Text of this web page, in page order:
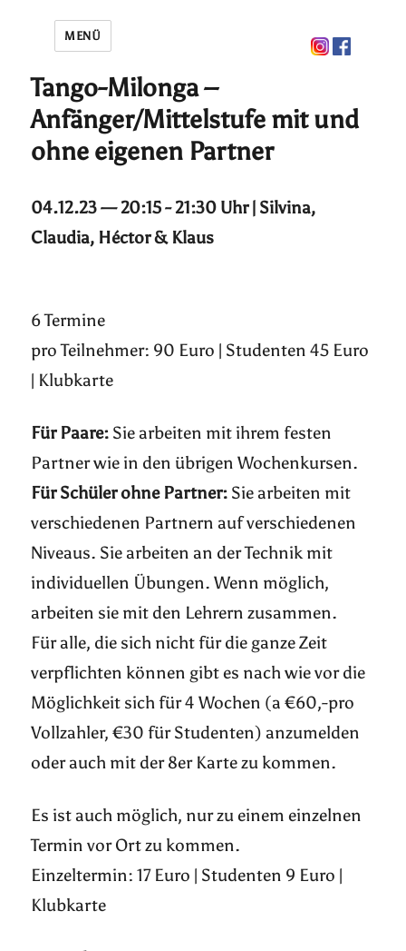
MENÜ
Tango-Milonga –
Anfänger/Mittelstufe mit und
ohne eigenen Partner
04.12.23 — 20:15 - 21:30 Uhr | Silvina,
Claudia, Héctor & Klaus
6 Termine
pro Teilnehmer: 90 Euro | Studenten 45 Euro
| Klubkarte
Für Paare: Sie arbeiten mit ihrem festen
Partner wie in den übrigen Wochenkursen.
Für Schüler ohne Partner: Sie arbeiten mit
verschiedenen Partnern auf verschiedenen
Niveaus. Sie arbeiten an der Technik mit
individuellen Übungen. Wenn möglich,
arbeiten sie mit den Lehrern zusammen.
Für alle, die sich nicht für die ganze Zeit
verpflichten können gibt es nach wie vor die
Möglichkeit sich für 4 Wochen (a €60,-pro
Vollzahler, €30 für Studenten) anzumelden
oder auch mit der 8er Karte zu kommen.
Es ist auch möglich, nur zu einem einzelnen
Termin vor Ort zu kommen.
Einzeltermin: 17 Euro | Studenten 9 Euro |
Klubkarte